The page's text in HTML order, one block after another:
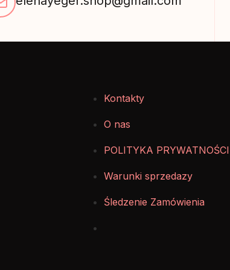
Kontakty
O nas
POLITYKA PRYWATNOŚCI
Warunki sprzedazy
Śledzenie Zamówienia